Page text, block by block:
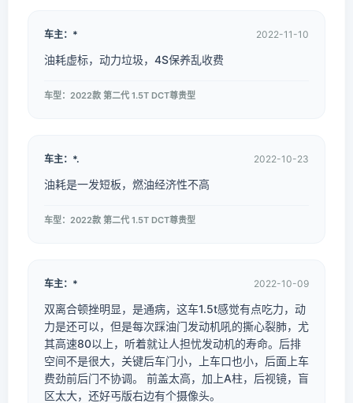
车主：* 2022-11-10
油耗虚标，动力垃圾，4S保养乱收费
车型：2022款 第二代 1.5T DCT尊贵型
车主：*. 2022-10-23
油耗是一发短板，燃油经济性不高
车型：2022款 第二代 1.5T DCT尊贵型
车主：* 2022-10-09
双离合顿挫明显，是通病，这车1.5t感觉有点吃力，动
力是还可以，但是每次踩油门发动机吼的撕心裂肺，尤
其高速80以上，听着就让人担忧发动机的寿命。后排
空间不是很大，关键后车门小，上车口也小，后面上车
费劲前后门不协调。 前盖太高，加上A柱，后视镜，盲
区太大，还好丐版右边有个摄像头。